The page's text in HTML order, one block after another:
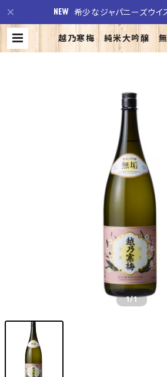
希少なジャパニーズウイ
越乃寒梅 純米大吟醸
ｍｌ （化粧箱入り） | 至
1/1